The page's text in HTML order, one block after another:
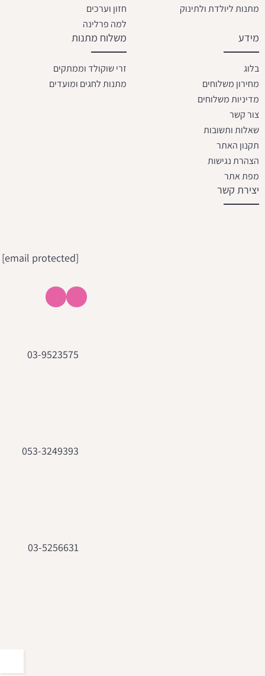
מתנות ליולדת ולתינוק
חזון וערכים
למה פרלינה
מידע
בלוג
מחירון משלוחים
מדיניות משלוחים
צור קשר
שאלות ותשובות
תקנון האתר
הצהרת נגישות
מפת אתר
משלוח מתנות
זרי שוקולד וממתקים
מתנות לחגים ומועדים
יצירת קשר
[email protected]
03-9523575
053-3249393
03-5256631